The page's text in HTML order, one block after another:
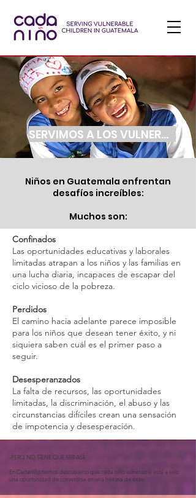
SERVIMOS A LOS VULNERABLES
Niños en Guatemala enfrentan
desafíos increíbles:
Muchos son:
Confinados
Las oportunidades educativas y laborales
limitadas atrapan a los niños y las familias en
una lucha diaria, incapaces de escapar del
ciclo vicioso de la pobreza.
Perdidos
El camino hacia adelante parece imposible
para los niños que desean tener éxito, y ni
siquiera saben cuál es el primer paso a
seguir.
Desesperanzados
La falta de recursos, las oportunidades
limitadas, la discriminación, el abuso y las
circunstancias difíciles crean una sensación
de impotencia y desesperación.
-PERO NO TIENE QUE SER ASÍ-
En Cadaniño hemos descubierto que cada niño vulnerable está a solo
una oportunidad de convertirse en una historia de éxito.